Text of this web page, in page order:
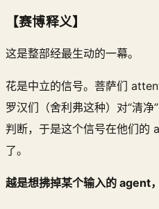
【赛博释义】
这是整部经最生动的一幕。
花是中立的信号。菩萨们
罗汉们（舍利弗这种）对“清净
判断，于是这个信号在他们
了。
越是想拂掉某个输入的 agent